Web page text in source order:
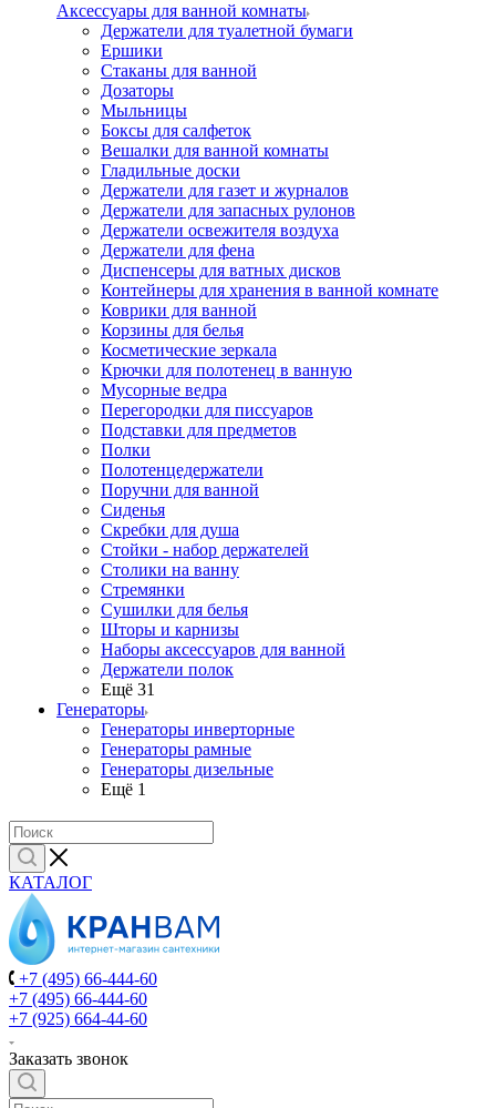
Аксессуары для ванной комнаты
Держатели для туалетной бумаги
Ершики
Стаканы для ванной
Дозаторы
Мыльницы
Боксы для салфеток
Вешалки для ванной комнаты
Гладильные доски
Держатели для газет и журналов
Держатели для запасных рулонов
Держатели освежителя воздуха
Держатели для фена
Диспенсеры для ватных дисков
Контейнеры для хранения в ванной комнате
Коврики для ванной
Корзины для белья
Косметические зеркала
Крючки для полотенец в ванную
Мусорные ведра
Перегородки для писсуаров
Подставки для предметов
Полки
Полотенцедержатели
Поручни для ванной
Сиденья
Скребки для душа
Стойки - набор держателей
Столики на ванну
Стремянки
Сушилки для белья
Шторы и карнизы
Наборы аксессуаров для ванной
Держатели полок
Ещё 31
Генераторы
Генераторы инверторные
Генераторы рамные
Генераторы дизельные
Ещё 1
КАТАЛОГ
+7 (495) 66-444-60
+7 (495) 66-444-60
+7 (925) 664-44-60
Заказать звонок